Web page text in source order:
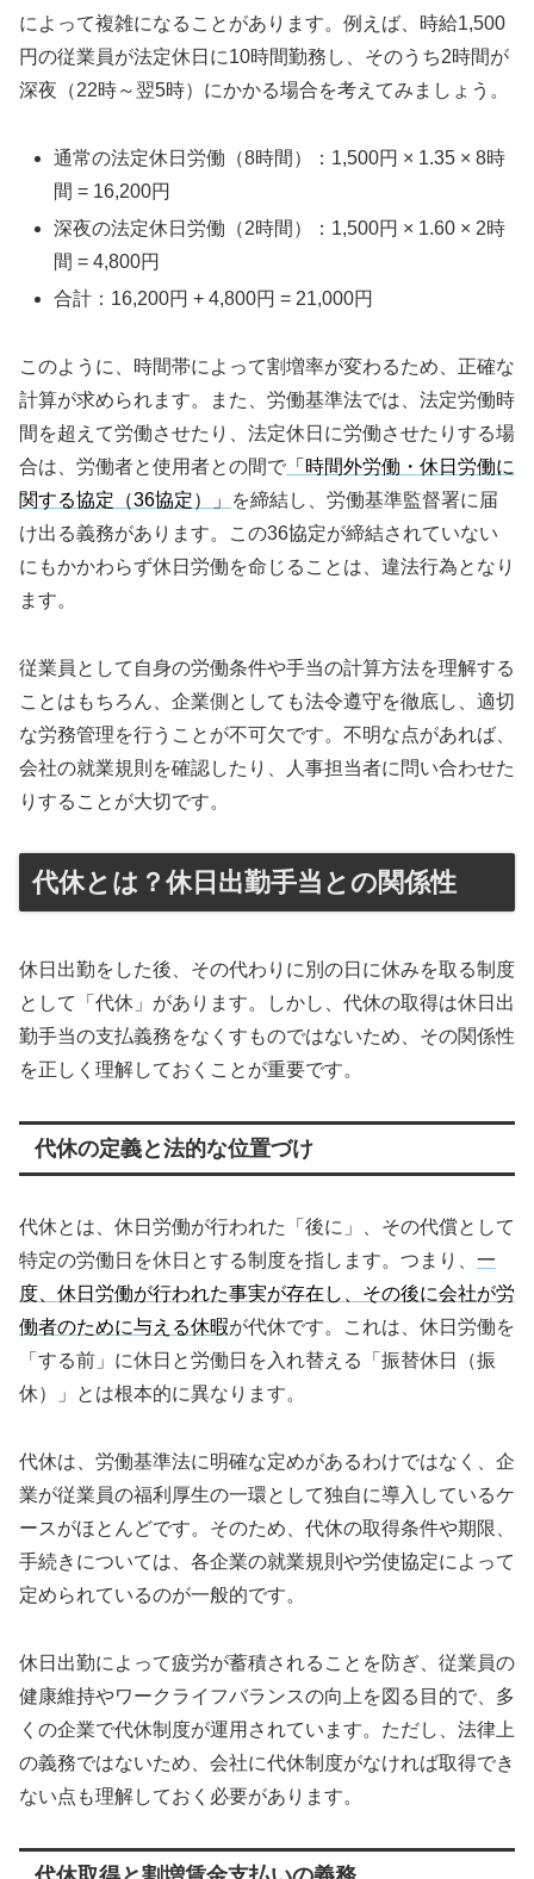
によって複雑になることがあります。例えば、時給1,500
円の従業員が法定休日に10時間勤務し、そのうち2時間が
深夜（22時～翌5時）にかかる場合を考えてみましょう。
通常の法定休日労働（8時間）：1,500円 × 1.35 × 8時
間 = 16,200円
深夜の法定休日労働（2時間）：1,500円 × 1.60 × 2時
間 = 4,800円
合計：16,200円 + 4,800円 = 21,000円
このように、時間帯によって割増率が変わるため、正確な
計算が求められます。また、労働基準法では、法定労働時
間を超えて労働させたり、法定休日に労働させたりする場
合は、労働者と使用者との間で 「時間外労働・休日労働に
関する協定（36協定）」
を締結し、労働基準監督署に届
け出る義務があります。この36協定が締結されていない
にもかかわらず休日労働を命じることは、違法行為となり
ます。
従業員として自身の労働条件や手当の計算方法を理解する
ことはもちろん、企業側としても法令遵守を徹底し、適切
な労務管理を行うことが不可欠です。不明な点があれば、
会社の就業規則を確認したり、人事担当者に問い合わせた
りすることが大切です。
代休とは？休日出勤手当との関係性
休日出勤をした後、その代わりに別の日に休みを取る制度
として「代休」があります。しかし、代休の取得は休日出
勤手当の支払義務をなくすものではないため、その関係性
を正しく理解しておくことが重要です。
代休の定義と法的な位置づけ
代休とは、休日労働が行われた「後に」、その代償として
特定の労働日を休日とする制度を指します。つまり、 一
度、休日労働が行われた事実が存在し、その後に会社が労
働者のために与える休暇が代休です。これは、休日労働を
「する前」に休日と労働日を入れ替える「振替休日（振
休）」とは根本的に異なります。
代休は、労働基準法に明確な定めがあるわけではなく、企
業が従業員の福利厚生の一環として独自に導入しているケ
ースがほとんどです。そのため、代休の取得条件や期限、
手続きについては、各企業の就業規則や労使協定によって
定められているのが一般的です。
休日出勤によって疲労が蓄積されることを防ぎ、従業員の
健康維持やワークライフバランスの向上を図る目的で、多
くの企業で代休制度が運用されています。ただし、法律上
の義務ではないため、会社に代休制度がなければ取得でき
ない点も理解しておく必要があります。